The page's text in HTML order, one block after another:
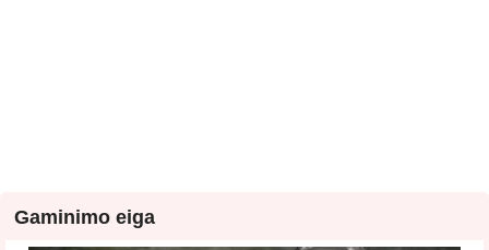
Gaminimo eiga